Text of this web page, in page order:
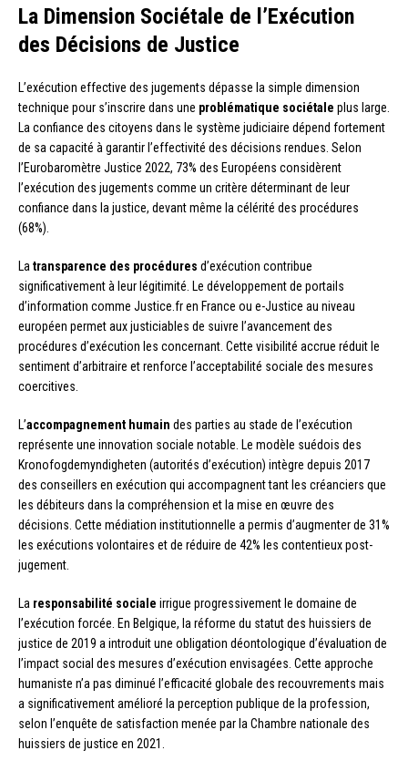
La Dimension Sociétale de l’Exécution
des Décisions de Justice
L’exécution effective des jugements dépasse la simple dimension
technique pour s’inscrire dans une problématique sociétale plus large.
La confiance des citoyens dans le système judiciaire dépend fortement
de sa capacité à garantir l’effectivité des décisions rendues. Selon
l’Eurobaromètre Justice 2022, 73% des Européens considèrent
l’exécution des jugements comme un critère déterminant de leur
confiance dans la justice, devant même la célérité des procédures
(68%).
La transparence des procédures d’exécution contribue
significativement à leur légitimité. Le développement de portails
d’information comme Justice.fr en France ou e-Justice au niveau
européen permet aux justiciables de suivre l’avancement des
procédures d’exécution les concernant. Cette visibilité accrue réduit le
sentiment d’arbitraire et renforce l’acceptabilité sociale des mesures
coercitives.
L’accompagnement humain des parties au stade de l’exécution
représente une innovation sociale notable. Le modèle suédois des
Kronofogdemyndigheten (autorités d’exécution) intègre depuis 2017
des conseillers en exécution qui accompagnent tant les créanciers que
les débiteurs dans la compréhension et la mise en œuvre des
décisions. Cette médiation institutionnelle a permis d’augmenter de 31%
les exécutions volontaires et de réduire de 42% les contentieux post-
jugement.
La responsabilité sociale irrigue progressivement le domaine de
l’exécution forcée. En Belgique, la réforme du statut des huissiers de
justice de 2019 a introduit une obligation déontologique d’évaluation de
l’impact social des mesures d’exécution envisagées. Cette approche
humaniste n’a pas diminué l’efficacité globale des recouvrements mais
a significativement amélioré la perception publique de la profession,
selon l’enquête de satisfaction menée par la Chambre nationale des
huissiers de justice en 2021.